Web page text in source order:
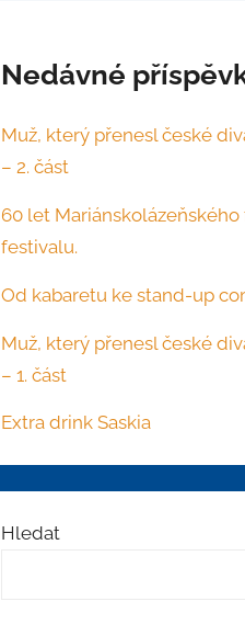
Nedávné
Muž, který přenesl české
– 2. část
60 let
festivalu.
Od kabaretu ke stand-up
Muž, který přenesl české
– 1. část
Extra drink Saskia
Hledat